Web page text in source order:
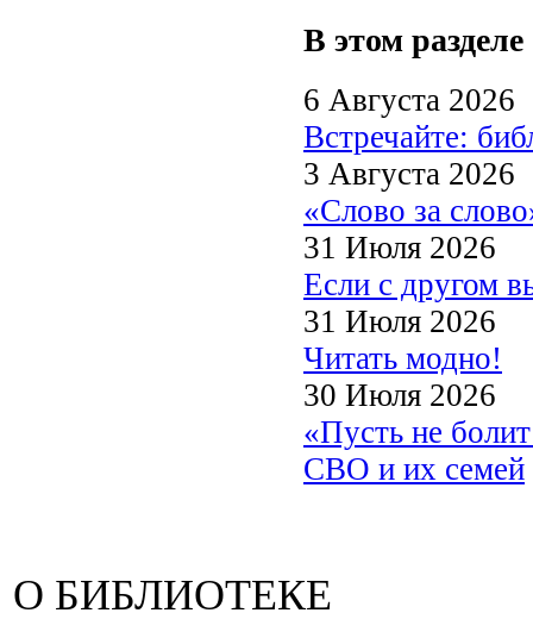
В этом разделе
6 Августа 2026
Встречайте:
3 Августа 2026
«Слово за
31 Июля 2026
Если с другом
31 Июля 2026
Читать модно!
30 Июля 2026
«Пусть не
СВО и их семей
О БИБЛИОТЕКЕ